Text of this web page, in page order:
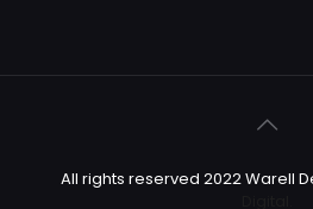
All rights reserved 2022 Warell